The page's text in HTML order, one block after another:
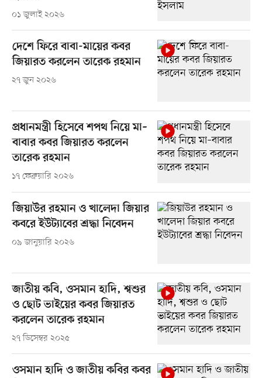
০১ জুলাই ২০২৬
দেশে ফিরে বাবা-মায়ের কবর
জিয়ারত করলেন তারেক রহমান
২৭ জুন ২০২৬
প্রধানমন্ত্রী হিসেবে শপথ নিয়ে মা–
বাবার কবর জিয়ারত করলেন
তারেক রহমান
১৭ ফেব্রুয়ারি ২০২৬
জিয়াউর রহমান ও খালেদা জিয়ার
কবরে ইউট্যাবের শ্রদ্ধা নিবেদন
০৯ জানুয়ারি ২০২৬
জাতীয় কবি, ওসমান হাদি, শ্বশুর
ও ছোট ভাইয়ের কবর জিয়ারত
করলেন তারেক রহমান
২৭ ডিসেম্বর ২০২৫
ওসমান হাদি ও জাতীয় কবির কবর